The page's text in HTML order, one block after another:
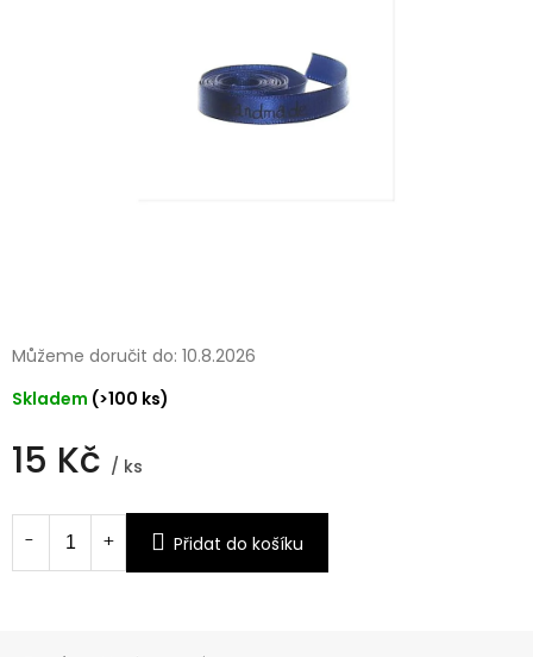
15 Kč / ks
cena:
Skladem (>100 ks)
Můžeme doručit do: 10.8.2026
Přidat do košíku